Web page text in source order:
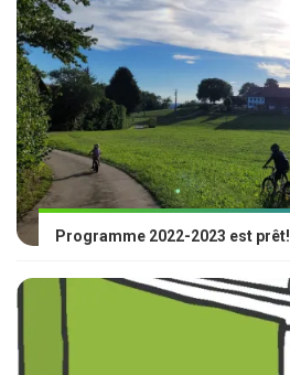
Programme 2022-2023 est prêt!